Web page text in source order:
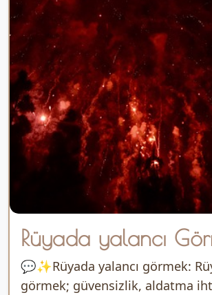
Rüyada yalancı
💬✨Rüyada yalancı görmek:
görmek; güvensizlik, aldatma